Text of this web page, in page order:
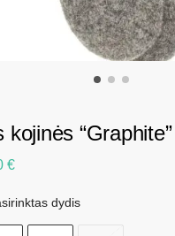
kojinės “Graphite”
€
dydis